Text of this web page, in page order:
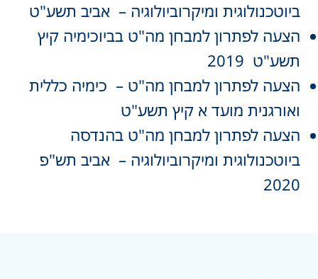
ביוטכנולוגית ומיקרוביולוגיה – אביב תשע"ט
הצעה לפתרון למבחן מה"ט בביוכימיה קיץ
תשע"ט 2019
הצעה לפתרון למבחן מה"ט – כימיה כללית
ואורגנית מועד א קיץ תשע"ט
הצעה לפתרון למבחן מה"ט בהנדסה
ביוטכנולוגית ומיקרוביולוגיה – אביב תש"פ
2020